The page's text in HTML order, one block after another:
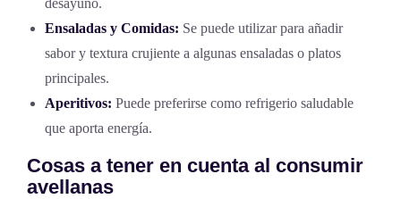
Ensaladas y Comidas: Se puede utilizar para añadir
sabor y textura crujiente a algunas ensaladas o platos
principales.
Aperitivos: Puede preferirse como refrigerio saludable
que aporta energía.
Cosas a tener en cuenta al consumir
avellanas